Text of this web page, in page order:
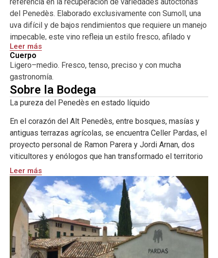
del Penedès. Elaborado exclusivamente con Sumoll, una
uva difícil y de bajos rendimientos que requiere un manejo
impecable, este vino refleja un estilo fresco, afilado y
profundamente mediterráneo.
Procede de viñedos de altura situados en suelos
calcáreos de la zona del Pla del Penedès, donde el
Sumoll muestra su cara más elegante: fruta roja crujiente,
hierbas mediterráneas, tanino fino y una acidez natural que
Sus Scrofa 2022 es un vino directo, honesto y sin
maquillaje. Puro Penedès. Puro Pardas.
Leer más
Cuerpo
Ligero–medio. Fresco, tenso, preciso y con mucha
gastronomía.
Sobre la Bodega
La pureza del Penedès en estado líquido
En el corazón del Alt Penedès, entre bosques, masías y
antiguas terrazas agrícolas, se encuentra Celler Pardas, el
proyecto personal de Ramon Parera y Jordi Arnan, dos
viticultores y enólogos que han transformado el territorio
con una visión tan radical como sincera: el vino debe ser la
expresión más transparente del paisaje.
Fundado en la finca Can Comas, Pardas se ha convertido
en una referencia imprescindible para quienes buscan
vinos auténticos, puros y profundamente ligados al
terruño. Desde el inicio, su filosofía ha sido clara: ecología
real, mínima intervención y respeto absoluto por las
Leer más